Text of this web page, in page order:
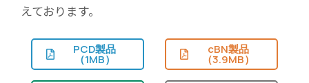
えております。
PCD製品
（1MB）
cBN製品
（3.9MB）